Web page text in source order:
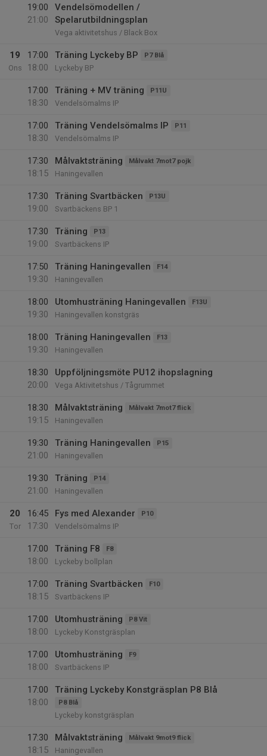
19:00
21:00
Vendelsömodellen /
Spelarutbildningsplan
Vega aktivitetshus / Black Box
19
Ons
17:00
18:00
Träning Lyckeby BP P7 Blå
Lyckeby BP
17:00
18:30
Träning + MV träning P11U
Vendelsömalms IP
17:00
18:30
Träning Vendelsömalms IP P11
Vendelsömalms IP
17:30
18:15
Målvaktsträning Målvakt 7mot7 pojk
Haningevallen
17:30
19:00
Träning Svartbäcken P13U
Svartbäckens BP 1
17:30
19:00
Träning P13
Svartbäckens IP
17:50
19:30
Träning Haningevallen F14
Haningevallen
18:00
19:30
Utomhusträning Haningevallen F13U
Haningevallen konstgräs
18:00
19:30
Träning Haningevallen F13
Haningevallen
18:30
20:00
Uppföljningsmöte PU12 ihopslagning
Vega Aktivitetshus / Tågrummet
18:30
19:15
Målvaktsträning Målvakt 7mot7 flick
Haningevallen
19:30
21:00
Träning Haningevallen P15
Haningevallen
19:30
21:00
Träning P14
Haningevallen
20
Tor
16:45
17:30
Fys med Alexander P10
Vendelsömalms IP
17:00
18:00
Träning F8 F8
Lyckeby bollplan
17:00
18:15
Träning Svartbäcken F10
Svartbäckens IP
17:00
18:00
Utomhusträning P8 Vit
Lyckeby Konstgräsplan
17:00
18:00
Utomhusträning F9
Svartbäckens IP
17:00
18:00
Träning Lyckeby Konstgräsplan P8 Blå
P8 Blå
Lyckeby konstgräsplan
17:30
18:15
Målvaktsträning Målvakt 9mot9 flick
Haningevallen